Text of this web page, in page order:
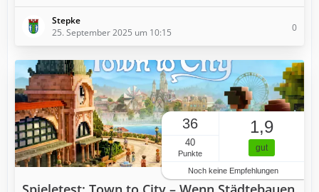
Stepke
25. September 2025 um 10:15
0
36
40
Punkte
1,9
gut
Noch keine Empfehlungen